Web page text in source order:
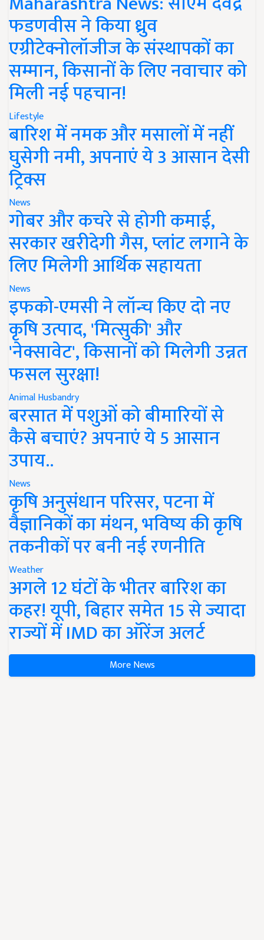
फडणवीस ने किया ध्रुव
एग्रीटेक्नोलॉजीज के संस्थापकों का
सम्मान, किसानों के लिए नवाचार को
मिली नई पहचान!
Lifestyle
बारिश में नमक और मसालों में नहीं
घुसेगी नमी, अपनाएं ये 3 आसान देसी
ट्रिक्स
News
गोबर और कचरे से होगी कमाई,
सरकार खरीदेगी गैस, प्लांट लगाने के
लिए मिलेगी आर्थिक सहायता
News
इफको-एमसी ने लॉन्च किए दो नए
कृषि उत्पाद, 'मित्सुकी' और
'नेक्सावेट', किसानों को मिलेगी उन्नत
फसल सुरक्षा!
Animal Husbandry
बरसात में पशुओं को बीमारियों से
कैसे बचाएं? अपनाएं ये 5 आसान
उपाय..
News
कृषि अनुसंधान परिसर, पटना में
वैज्ञानिकों का मंथन, भविष्य की कृषि
तकनीकों पर बनी नई रणनीति
Weather
अगले 12 घंटों के भीतर बारिश का
कहर! यूपी, बिहार समेत 15 से ज्यादा
राज्यों में IMD का ऑरेंज अलर्ट
More News